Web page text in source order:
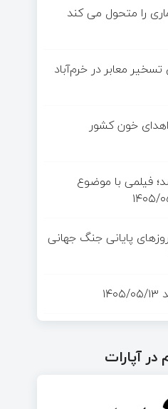
را متحول می کند
معابر در خرم‌آباد
اهدای خون کشور
فیلمی با موضوع
۰۵/۱۳
پایانی جنگ جهانی
۱۴۰۵/۰۵/۱۳
در آپارات